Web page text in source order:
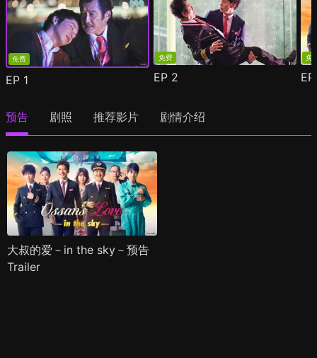
免费
EP 1
免费
EP 2
免
预告 剧照 推荐影片 剧情介绍
大叔的爱－in the sky－预告
Trailer